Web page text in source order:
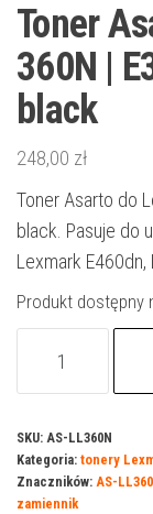
Toner
360N |
black
248,00 zł
Toner Asarto do
black. Pasuje do
Lexmark
Produkt dostępny
do
Lexmark
360N
SKU: AS-LL360N
Kategoria: tonery
Znaczników: AS-
zamiennik